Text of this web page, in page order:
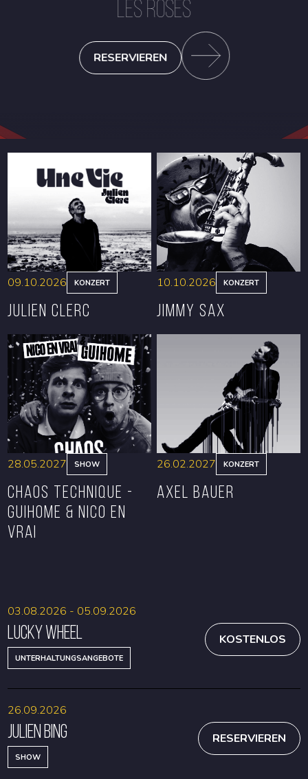
LES ROSES
RESERVIEREN
RESERVIEREN
09.10.2026 KONZERT
Julien Clerc
RESERVIEREN
10.10.2026 KONZERT
Jimmy Sax
28.05.2027 SHOW
CHAOS TECHNIQUE -
GUIHOME & NICO EN
VRAI
26.02.2027 KONZERT
Axel Bauer
Lucky Wheel
UNTERHALTUNGSANGEBOTE
03.08.2026 - 05.09.2026
KOSTENLOS
Julien Bing
SHOW
26.09.2026
RESERVIEREN